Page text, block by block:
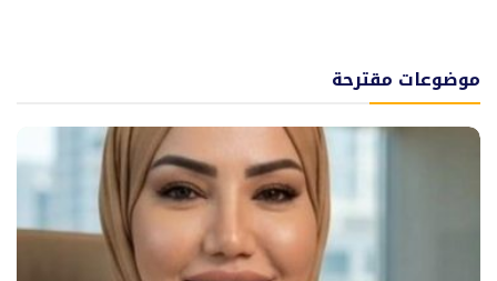
موضوعات مقترحة